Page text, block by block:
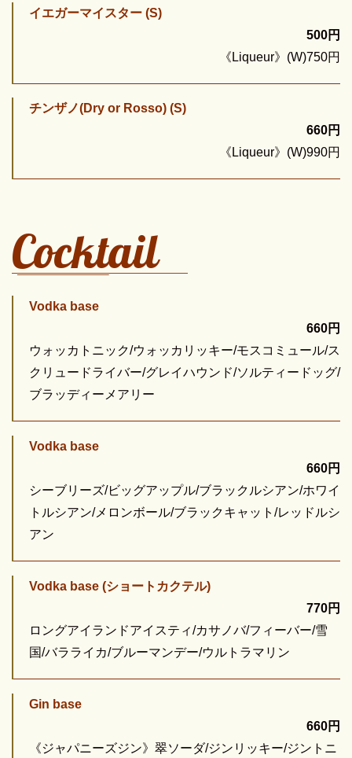
イエガーマイスター (S)
500円
《Liqueur》(W)750円
チンザノ(Dry or Rosso) (S)
660円
《Liqueur》(W)990円
Cocktail
Vodka base
660円
ウォッカトニック/ウォッカリッキー/モスコミュール/ス
クリュードライバー/グレイハウンド/ソルティードッグ/
ブラッディーメアリー
Vodka base
660円
シーブリーズ/ビッグアップル/ブラックルシアン/ホワイ
トルシアン/メロンボール/ブラックキャット/レッドルシ
アン
Vodka base (ショートカクテル)
770円
ロングアイランドアイスティ/カサノバ/フィーバー/雪
国/バラライカ/ブルーマンデー/ウルトラマリン
Gin base
660円
《ジャパニーズジン》翠ソーダ/ジンリッキー/ジントニ